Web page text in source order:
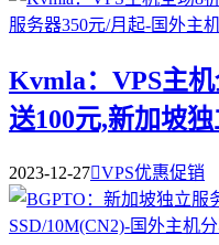
Kvmla：VPS主
送100元,新加坡
2023-12-27VPS优惠促销